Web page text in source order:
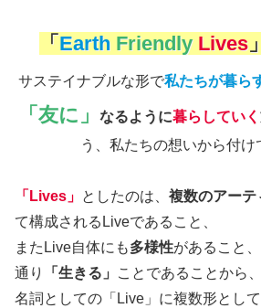
「Earth FriendlyLives」
サステイナブルな形で私たちが暮ら
「友に」
なるように暮らしていく
う、私たちの想いから付け
「Lives」 としたのは、 複数のアーテ
て構成されるLiveであること、
またLive自体にも多様性があること
通り
「生きる」 ことであることから、
名詞としての「Live」に複数形とし